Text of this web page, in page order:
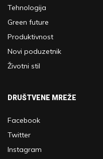
Tehnologija
Green future
Produktivnost
Novi poduzetnik
Životni stil
DRUŠTVENE MREŽE
Facebook
Twitter
Instagram